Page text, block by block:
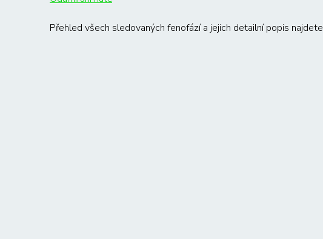
Přehled všech sledovaných fenofází a jejich detailní popis najdete